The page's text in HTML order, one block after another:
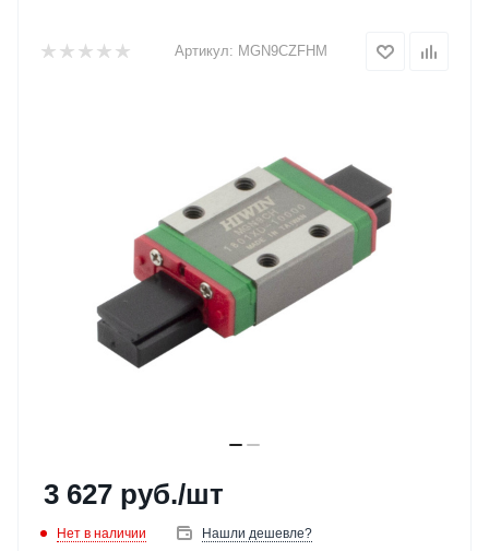
Артикул: MGN9CZFHM
3 627 руб./шт
Нет в наличии Нашли дешевле?